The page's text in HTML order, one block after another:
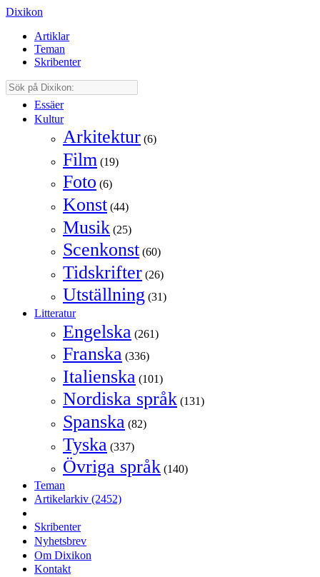
Dixikon
Artiklar
Teman
Skribenter
Essäer
Kultur
Arkitektur (6)
Film (19)
Foto (6)
Konst (44)
Musik (25)
Scenkonst (60)
Tidskrifter (26)
Utställning (31)
Litteratur
Engelska (261)
Franska (336)
Italienska (101)
Nordiska språk (131)
Spanska (82)
Tyska (337)
Övriga språk (140)
Teman
Artikelarkiv (2452)
Skribenter
Nyhetsbrev
Om Dixikon
Kontakt